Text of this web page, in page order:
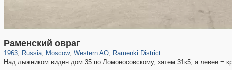
Раменский овраг
1963, Russia
1,406,242 29,243
, Moscow
319,779 8,286
, Western AO
27,129
, Ramenki District
Над лыжником виден дом 35 по Ломоносовскому, затем 31к5, а левее =